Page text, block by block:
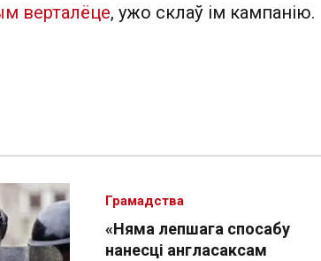
верталёце, ужо склаў ім кампанію.
«Няма лепшага спосабу
нанесці англасаксам
Грамадства